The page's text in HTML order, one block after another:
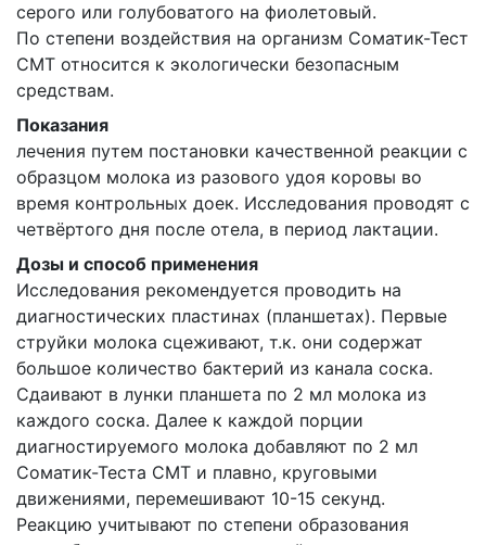
серого или голубоватого на фиолетовый.
По степени воздействия на организм Соматик-Тест
СМТ относится к экологически безопасным
средствам.
Показания
лечения путем постановки качественной реакции с
образцом молока из разового удоя коровы во
время контрольных доек. Исследования проводят с
четвёртого дня после отела, в период лактации.
Дозы и способ применения
Исследования рекомендуется проводить на
диагностических пластинах (планшетах). Первые
струйки молока сцеживают, т.к. они содержат
большое количество бактерий из канала соска.
Сдаивают в лунки планшета по 2 мл молока из
каждого соска. Далее к каждой порции
диагностируемого молока добавляют по 2 мл
Соматик-Теста СМТ и плавно, круговыми
движениями, перемешивают 10-15 секунд.
Реакцию учитывают по степени образования